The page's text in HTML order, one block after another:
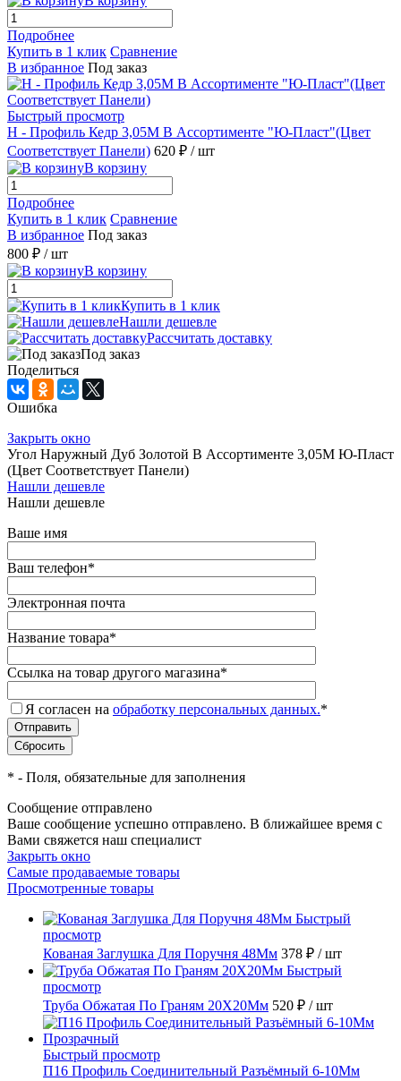
Подробнее
Купить в 1 клик Сравнение
В избранное Под заказ
Быстрый просмотр
H - Профиль Кедр 3,05М В Ассортименте "Ю-Пласт"(Цвет
Соответствует Панели) 620 ₽ / шт
В корзину
Подробнее
Купить в 1 клик Сравнение
В избранное Под заказ
800 ₽ / шт
В корзину
Купить в 1 клик
Нашли дешевле
Рассчитать доставку
Под заказ
Поделиться
Ошибка
Закрыть окно
Угол Наружный Дуб Золотой В Ассортименте 3,05М Ю-Пласт
(Цвет Соответствует Панели)
Нашли дешевле
Нашли дешевле
Ваше имя
Ваш телефон*
Электронная почта
Название товара*
Ссылка на товар другого магазина*
Я согласен на обработку персональных данных.*
* - Поля, обязательные для заполнения
Сообщение отправлено
Ваше сообщение успешно отправлено. В ближайшее время с
Вами свяжется наш специалист
Закрыть окно
Самые продаваемые товары
Просмотренные товары
Быстрый
просмотр
Кованая Заглушка Для Поручня 48Мм 378 ₽ / шт
Быстрый
просмотр
Труба Обжатая По Граням 20X20Мм 520 ₽ / шт
Быстрый просмотр
П16 Профиль Соединительный Разъёмный 6-10Мм